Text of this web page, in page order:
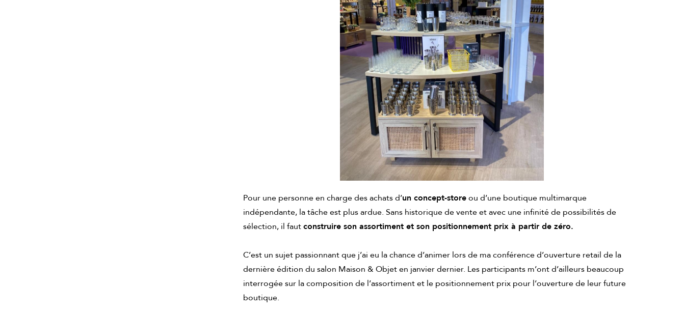
Pour une personne en charge des achats d’un concept-storeou d’une boutique multimarque
indépendante, la tâche est plus ardue. Sans historique de vente et avec une infinité de possibilités de
sélection, il fautconstruire son assortiment et son positionnement prix à partir de zéro.
C’est un sujet passionnant que j’ai eu la chance d’animer lors de ma conférence d’ouverture retail de la
dernière édition du salon Maison & Objet en janvier dernier. Les participants m’ont d’ailleurs beaucoup
interrogée sur la composition de l’assortiment et le positionnement prix pour l’ouverture de leur future
boutique.